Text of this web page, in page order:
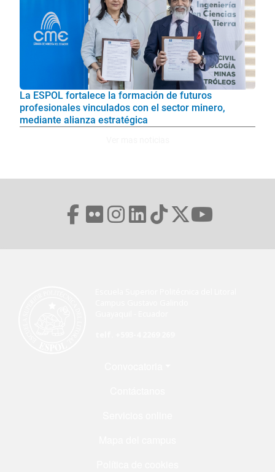
La ESPOL fortalece la formación de futuros
profesionales vinculados con el sector minero,
mediante alianza estratégica